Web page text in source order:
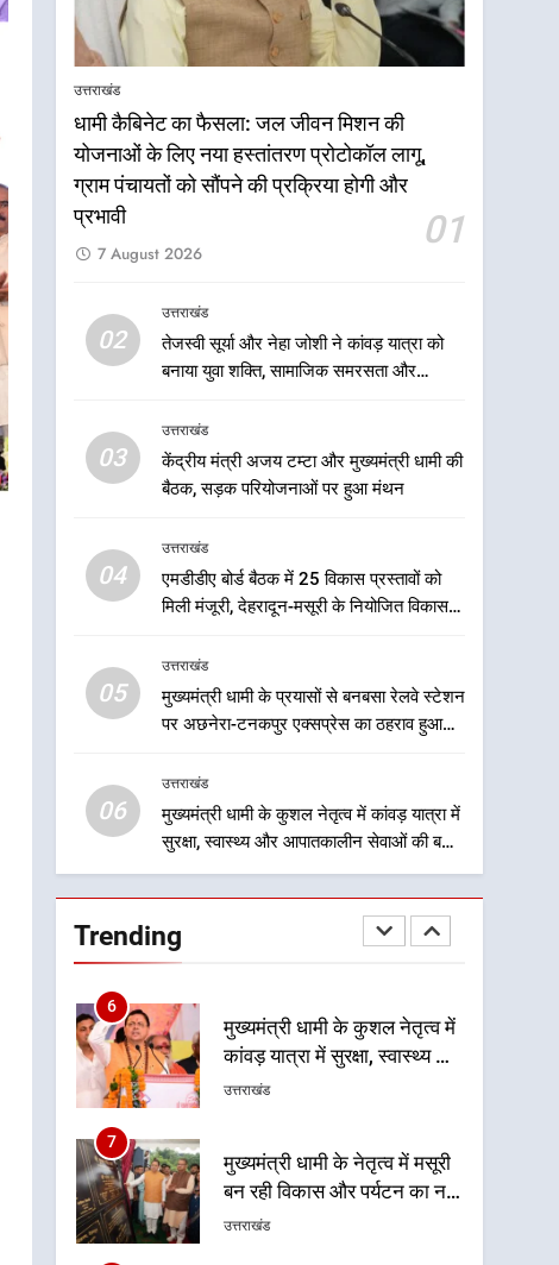
उत्तराखंड
धामी कैबिनेट का फैसला: जल जीवन मिशन की
योजनाओं के लिए नया हस्तांतरण प्रोटोकॉल लागू,
ग्राम पंचायतों को सौंपने की प्रक्रिया होगी और
प्रभावी
01
7 August 2026
02
उत्तराखंड
तेजस्वी सूर्या और नेहा जोशी ने कांवड़ यात्रा को
बनाया युवा शक्ति, सामाजिक समरसता और
03
उत्तराखंड
केंद्रीय मंत्री अजय टम्टा और मुख्यमंत्री धामी की
बैठक, सड़क परियोजनाओं पर हुआ मंथन
04
उत्तराखंड
एमडीडीए बोर्ड बैठक में 25 विकास प्रस्तावों को
मिली मंजूरी, देहरादून-मसूरी के नियोजित विकास
05
उत्तराखंड
मुख्यमंत्री धामी के प्रयासों से बनबसा रेलवे स्टेशन
पर अछनेरा-टनकपुर एक्सप्रेस का ठहराव हुआ
06
उत्तराखंड
मुख्यमंत्री धामी के कुशल नेतृत्व में कांवड़ यात्रा में
सुरक्षा, स्वास्थ्य और आपातकालीन सेवाओं की बनी
मजबूत व्यवस्था
Trending
मजबूत व्यवस्था
उत्तराखंड
7
बन रही विकास और पर्यटन का नया
केंद्रउत्तराखंड
8
आपदा के मलबे से उम्मीद की नई
सुबह, मुख्यमंत्री धामी ने ₹33
भरोसे का प्रतीक
1
धामी कैबिनेट का फैसला: जल
जीवन मिशन की योजनाओं के लिए
प्रक्रिया होगी और प्रभावी
2
तेजस्वी सूर्या और नेहा जोशी ने
संस्कृति का सशक्त संदेश
3
केंद्रीय मंत्री अजय टम्टा और
उत्तराखंड
मसूरी के नियोजित विकास को
मिलेगी रफ्तार
उत्तराखंड
5
मुख्यमंत्री धामी के प्रयासों से
बनबसा रेलवे स्टेशन पर अछनेरा-
टनकपुर एक्सप्रेस का ठहराव हुआ
6
मुख्यमंत्री धामी के कुशल नेतृत्व में
कांवड़ यात्रा में सुरक्षा, स्वास्थ्य और
आपातकालीन सेवाओं की बनी
उत्तराखंड
7
मुख्यमंत्री धामी के नेतृत्व में मसूरी
बन रही विकास और पर्यटन का नया
केंद्र
उत्तराखंड